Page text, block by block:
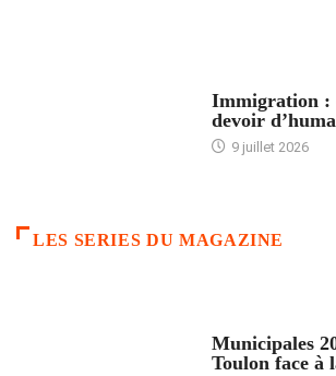
Immigration :
devoir
9 juillet 2026
LES SERIES DU MAGAZINE
Municipales
Toulon face à